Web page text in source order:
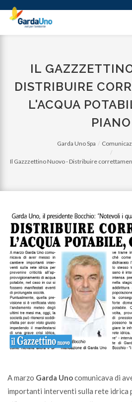
Gardauno
Spa
IL
DISTRIBUIRE
L'ACQUA
PIANO
Garda Uno Spa
Il Gazzzettino Nuovo - Distribuire
A marzo Garda Unocomunicava di
importanti interventi sulla rete idrica